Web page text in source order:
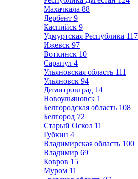
Махачкала 88
Дербент 9
Каспийск 9
Удмуртская Республика 117
Ижевск 97
Воткинск 10
Сарапул 4
Ульяновская область 111
Ульяновск 94
Димитровград 14
Новоульяновск 1
Белгородская область 108
Белгород 72
Старый Оскол 11
Губкин 4
Владимирская область 100
Владимир 69
Ковров 15
Муром 11